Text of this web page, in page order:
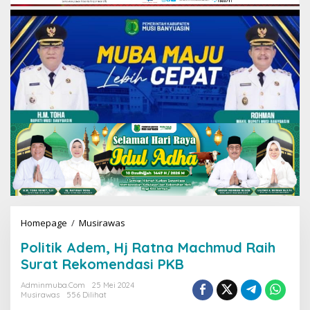
Homepage / Musirawas
l
i
t
i
Politik Adem, Hj Ratna Machmud Raih
Surat Rekomendasi PKB
Adminmuba.com
25 Mei 2024
Musirawas
556 Dilihat